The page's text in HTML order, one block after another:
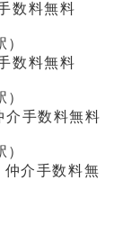
数料無料
数料無料
手数料無料
介手数料無